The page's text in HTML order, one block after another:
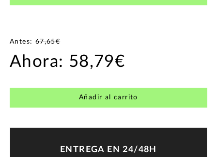
Antes:67,65€
Ahora: 58,79€
Añadir al carrito
ENTREGA EN 24/48H